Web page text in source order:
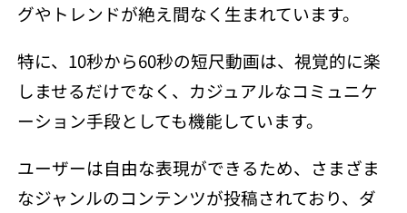
グやトレンドが絶え間なく生まれています。
特に、10秒から60秒の短尺動画は、視覚的に楽
しませるだけでなく、カジュアルなコミュニケ
ーション手段としても機能しています。
ユーザーは自由な表現ができるため、さまざま
なジャンルのコンテンツが投稿されており、ダ